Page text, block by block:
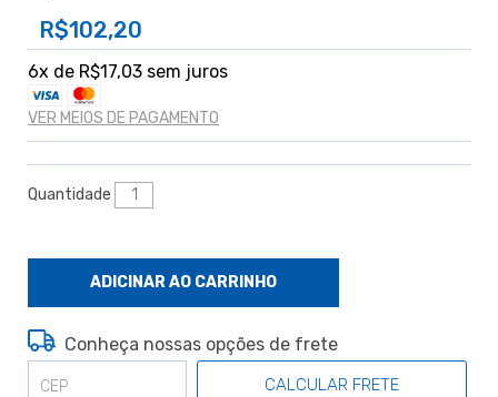
R$102,20
6x de R$17,03 sem juros
VER MEIOS DE PAGAMENTO
Quantidade
Conheça nossas opções de frete
CALCULAR FRETE